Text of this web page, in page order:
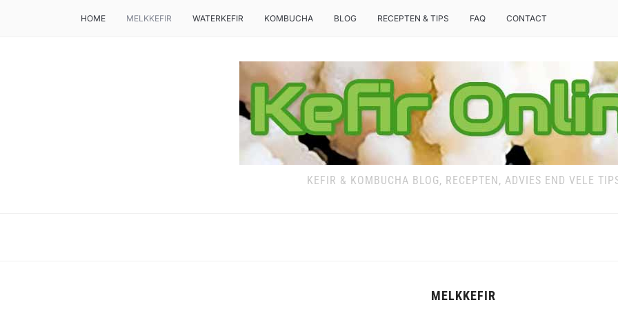
HOME MELKKEFIR WATERKEFIR KOMBUCHA BLOG RECEPTEN & TIPS FAQ CONTACT
KEFIR & KOMBUCHA BLOG, RECEPTEN, ADVIES END VELE
MELKKEFIR